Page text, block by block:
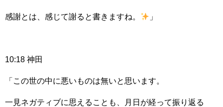
感謝とは、感じて謝ると書きますね。 」
10:18 神田
「この世の中に悪いものは無いと思います。
一見ネガティブに思えることも、月日が経って振り返る